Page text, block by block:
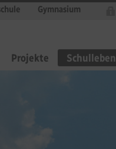
Gymnasium
Projekte Schulleben